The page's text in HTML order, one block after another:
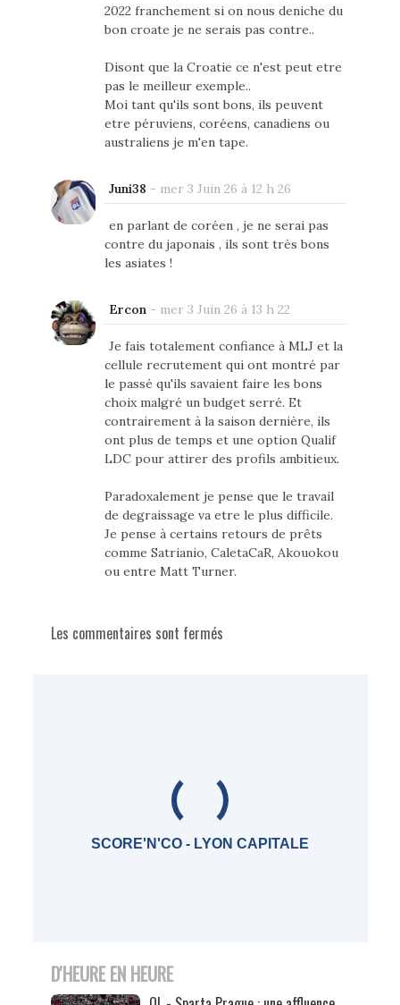
2022 franchement si on nous deniche du
bon croate je ne serais pas contre..
Disont que la Croatie ce n'est peut etre
pas le meilleur exemple..
Moi tant qu'ils sont bons, ils peuvent
etre péruviens, coréens, canadiens ou
australiens je m'en tape.
Juni38 - mer 3 Juin 26 à 12 h 26
en parlant de coréen , je ne serai pas
contre du japonais , ils sont très bons
les asiates !
Ercon- mer 3 Juin 26 à 13 h 22
Je fais totalement confiance à MLJ et la
cellule recrutement qui ont montré par
le passé qu'ils savaient faire les bons
choix malgré un budget serré. Et
contrairement à la saison dernière, ils
ont plus de temps et une option Qualif
LDC pour attirer des profils ambitieux.
Paradoxalement je pense que le travail
de degraissage va etre le plus difficile.
Je pense à certains retours de prêts
comme Satrianio, CaletaCaR, Akouokou
ou entre Matt Turner.
Les commentaires sont fermés
SCORE'N'CO - LYON CAPITALE
D'HEURE EN HEURE